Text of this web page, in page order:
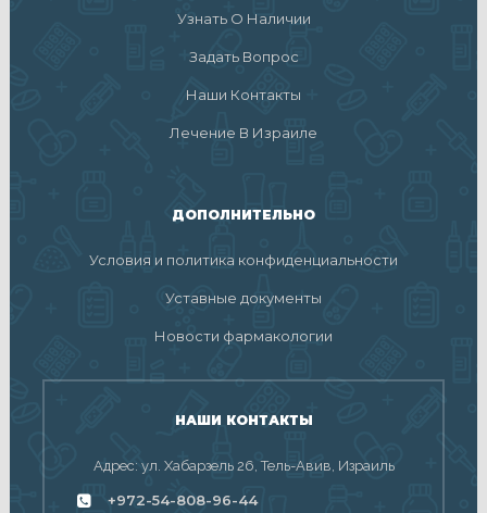
Узнать О Наличии
Задать Вопрос
Наши Контакты
Лечение В Израиле
ДОПОЛНИТЕЛЬНО
Условия и политика конфиденциальности
Уставные документы
Новости фармакологии
НАШИ КОНТАКТЫ
Адрес: ул. Хабарзель 26, Тель-Авив, Израиль
+972-54-808-96-44